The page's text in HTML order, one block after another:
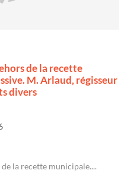
de la recette
M. Arlaud, régisseur
divers
de la recette municipale....